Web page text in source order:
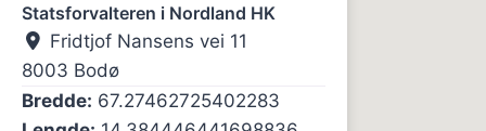
Statsforvalteren i Nordland HK
Fridtjof Nansens vei 11
8003 Bodø
Bredde: 67.27462725402283